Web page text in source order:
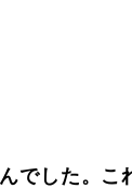
でした。